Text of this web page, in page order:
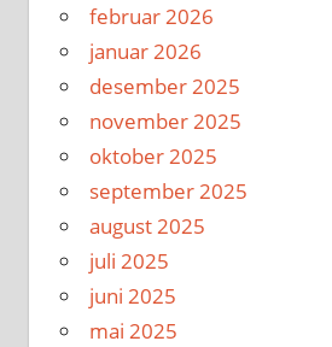
februar 2026
januar 2026
desember 2025
november 2025
oktober 2025
september 2025
august 2025
juli 2025
juni 2025
mai 2025